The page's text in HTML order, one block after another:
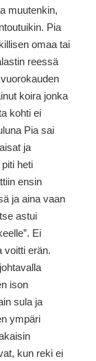
muutenkin,
Pia
omaa tai
reessä
koira jonka
kohti ei
Pia sai
ja
heti
ensin
ja aina vaan
astui
Ei
voitti erän.
ison
sula ja
ympäri
kun reki ei